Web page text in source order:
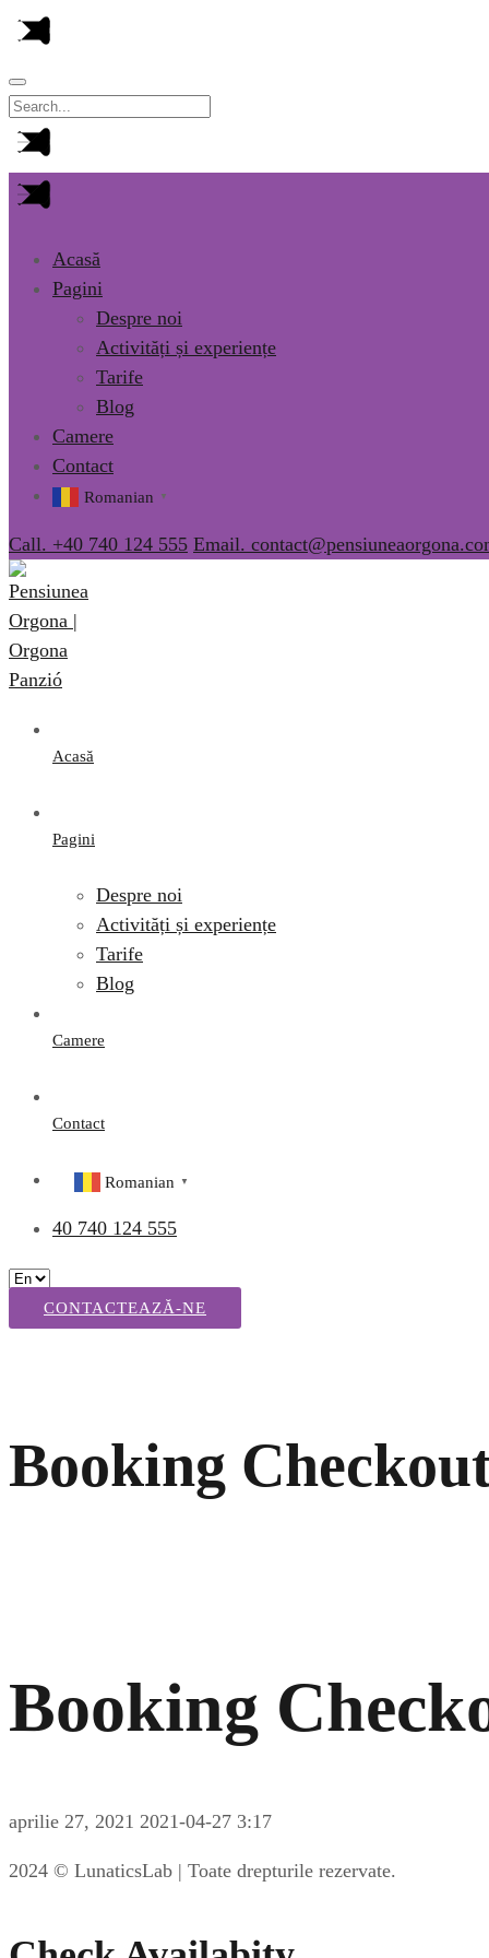
Acasă
Pagini
Despre noi
Activități și experiențe
Tarife
Blog
Camere
Contact
Romanian ▼
Call. +40 740 124 555 Email.
Acasă
Pagini
Despre noi
Activități și experiențe
Tarife
Blog
Camere
Contact
Romanian ▼
40 740 124 555
CONTACTEAZĂ-NE
Booking
Booking
aprilie 27, 2021 2021-04-27 3:17
2024 © LunaticsLab | Toate drepturile rezervate.